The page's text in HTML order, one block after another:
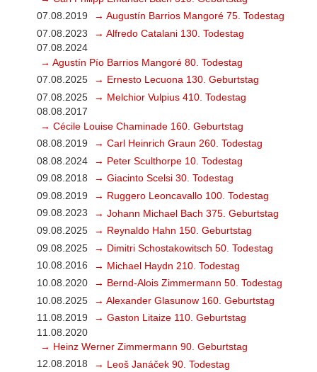
07.08.2019
→ Augustín Barrios Mangoré 75. Todestag
07.08.2023
→ Alfredo Catalani 130. Todestag
07.08.2024
→ Agustín Pío Barrios Mangoré 80. Todestag
07.08.2025
→ Ernesto Lecuona 130. Geburtstag
07.08.2025
→ Melchior Vulpius 410. Todestag
08.08.2017
→ Cécile Louise Chaminade 160. Geburtstag
08.08.2019
→ Carl Heinrich Graun 260. Todestag
08.08.2024
→ Peter Sculthorpe 10. Todestag
09.08.2018
→ Giacinto Scelsi 30. Todestag
09.08.2019
→ Ruggero Leoncavallo 100. Todestag
09.08.2023
→ Johann Michael Bach 375. Geburtstag
09.08.2025
→ Reynaldo Hahn 150. Geburtstag
09.08.2025
→ Dimitri Schostakowitsch 50. Todestag
10.08.2016
→ Michael Haydn 210. Todestag
10.08.2020
→ Bernd-Alois Zimmermann 50. Todestag
10.08.2025
→ Alexander Glasunow 160. Geburtstag
11.08.2019
→ Gaston Litaize 110. Geburtstag
11.08.2020
→ Heinz Werner Zimmermann 90. Geburtstag
12.08.2018
→ Leoš Janáček 90. Todestag